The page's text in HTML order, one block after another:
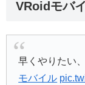
VRoidモバ
早くやりたい
モバイル